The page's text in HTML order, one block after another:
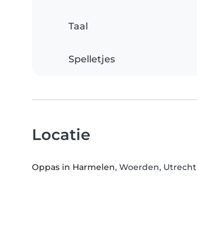
Taal
Spelletjes
Locatie
Oppas in Harmelen, Woerden, Utrecht